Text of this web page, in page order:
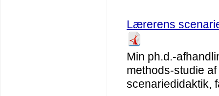
Lærerens
Min ph.d.-
methods-studie
scenariedidaktik,